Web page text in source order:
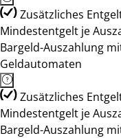
Zusätzliches
Mindestentgelt je
Bargeld-Auszahlung
Geldautomaten
Zusätzliches
Mindestentgelt je
Bargeld-Auszahlung